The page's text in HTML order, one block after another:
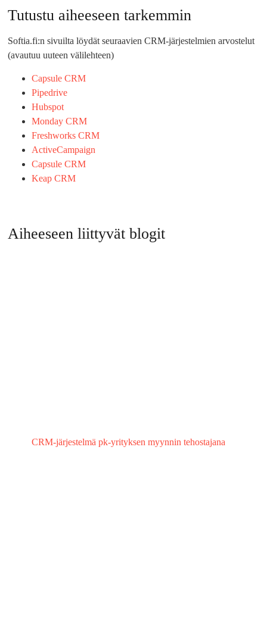
Tutustu aiheeseen tarkemmin
Softia.fi:n sivuilta löydät seuraavien CRM-järjestelmien arvostelut
(avautuu uuteen välilehteen)
Capsule CRM
Pipedrive
Hubspot
Monday CRM
Freshworks CRM
ActiveCampaign
Capsule CRM
Keap CRM
Aiheeseen liittyvät blogit
CRM-järjestelmä pk-yrityksen myynnin tehostajana